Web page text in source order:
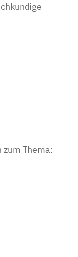
zum Thema: